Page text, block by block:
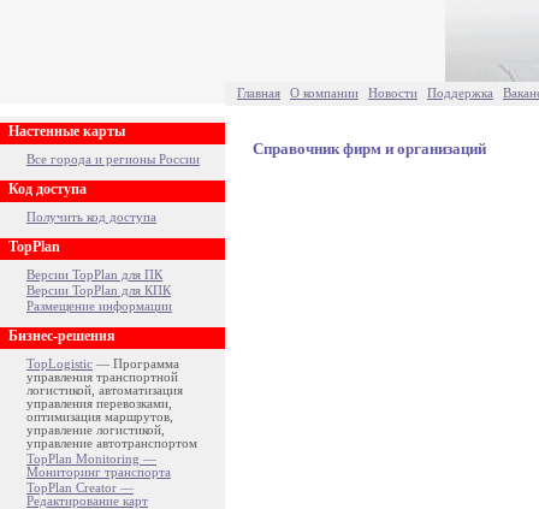
Главная О компании Новости Поддержка
Настенные карты
Все города и регионы России
Код доступа
Получить код доступа
TopPlan
Версии TopPlan для ПК
Версии TopPlan для КПК
Размещение информации
Бизнес-решения
TopLogistic — Программа
управления транспортной
логистикой, автоматизация
управления перевозками,
оптимизация маршрутов,
управление логистикой,
управление автотранспортом
TopPlan Monitoring —
Мониторинг транспорта
TopPlan Creator —
Редактирование карт
Справочник фирм и организаций